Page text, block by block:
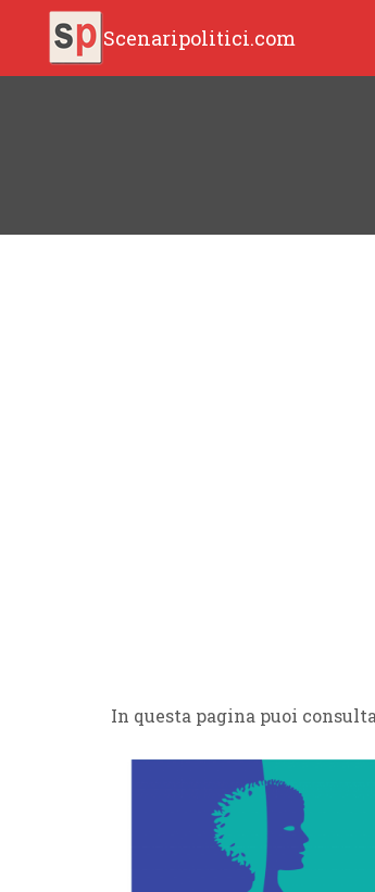
Scenaripolitici.com
In questa pagina puoi